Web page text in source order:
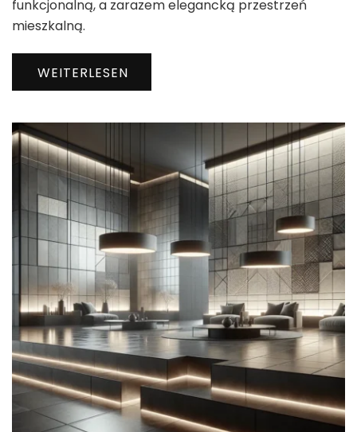
funkcjonalną, a zarazem elegancką przestrzeń
mieszkalną.
WEITERLESEN